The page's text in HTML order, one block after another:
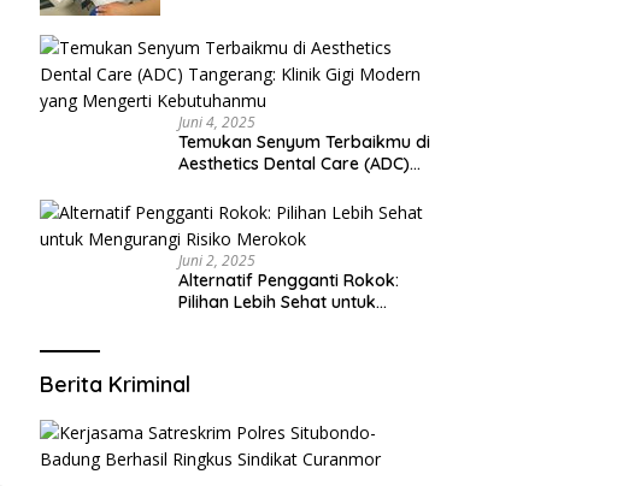
Juni 4, 2025
Temukan Senyum Terbaikmu di
Aesthetics Dental Care (ADC)
yang Mengerti Kebutuhanmu
Juni 2, 2025
Alternatif Pengganti Rokok:
Pilihan Lebih Sehat untuk
Berita Kriminal